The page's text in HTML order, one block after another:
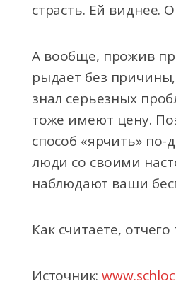
страсть. Ей виднее.
А вообще, прожив
рыдает без
знал серьезных
тоже имеют цену.
способ «ярчить»
люди со своими
наблюдают ваши
Как считаете,
Источник: